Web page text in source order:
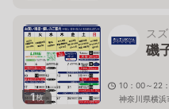
1枚
ス
磯
10：00～22
神奈川県横